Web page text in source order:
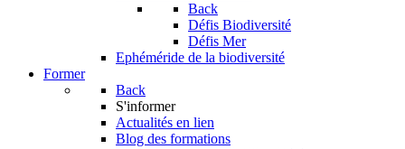
Back
Défis Biodiversité
Défis Mer
Ephéméride de la biodiversité
Former
Back
S'informer
Actualités en lien
Blog des formations